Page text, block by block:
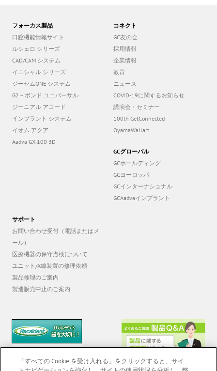
口腔機能情報サイト
ルシェロ シリーズ
CAD/CAM システム
イニシャル シリーズ
ジーセムONE システム
G2－ボンド ユニバーサル
ジーニアル アコード
インプラント システム
イオム アクア
Aadva GX-100 3D
GC友の会
採用情報
企業情報
教育
ニュース
COVID-19に関するお知らせ
講演会・セミナー
100th GetConnected
OyamaWallart
GCホールディング
GCヨーロッパ
GCインターナショナル
GCAadvaインプラント
お問い合わせ受付（電話またはメ
ール）
医療機器の保守点検について
ユニット/X線装置の修理依頼
製品修理のご案内
製造販売中止のご案内
「すべての Cookie を受け入れる」をクリックすると、サイ